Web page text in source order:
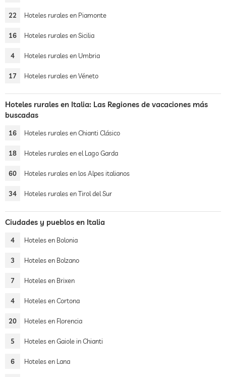
22 Hoteles rurales en Piamonte
16 Hoteles rurales en Sicilia
4 Hoteles rurales en Umbria
17 Hoteles rurales en Véneto
Hoteles rurales en Italia: Las Regiones de vacaciones más
buscadas
16 Hoteles rurales en Chianti Clásico
18 Hoteles rurales en el Lago Garda
60 Hoteles rurales en los Alpes italianos
34 Hoteles rurales en Tirol del Sur
Ciudades y pueblos en Italia
4 Hoteles en Bolonia
3 Hoteles en Bolzano
7 Hoteles en Brixen
4 Hoteles en Cortona
20 Hoteles en Florencia
5 Hoteles en Gaiole in Chianti
6 Hoteles en Lana